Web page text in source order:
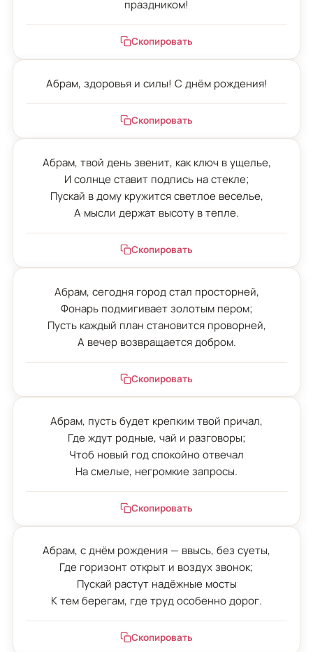
праздником!
Скопировать
Абрам, здоровья и силы! С днём рождения!
Скопировать
Абрам, твой день звенит, как ключ в ущелье,
И солнце ставит подпись на стекле;
Пускай в дому кружится светлое веселье,
А мысли держат высоту в тепле.
Скопировать
Абрам, сегодня город стал просторней,
Фонарь подмигивает золотым пером;
Пусть каждый план становится проворней,
А вечер возвращается добром.
Скопировать
Абрам, пусть будет крепким твой причал,
Где ждут родные, чай и разговоры;
Чтоб новый год спокойно отвечал
На смелые, негромкие запросы.
Скопировать
Абрам, с днём рождения — ввысь, без суеты,
Где горизонт открыт и воздух звонок;
Пускай растут надёжные мосты
К тем берегам, где труд особенно дорог.
Скопировать